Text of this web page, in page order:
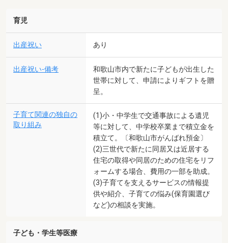
育児
出産祝い あり
出産祝い-備考
和歌山市内で新たに子どもが出生した
世帯に対して、申請によりギフトを贈
呈。
子育て関連の独自の
取り組み
(1)小・中学生で交通事故による遺児
等に対して、中学校卒業まで積立金を
積立て。〔和歌山市がんばれ預金〕
(2)三世代で新たに同居又は近居する
住宅の取得や同居のための住宅をリフ
ォームする場合、費用の一部を助成。
(3)子育てを支えるサービスの情報提
供や紹介、子育ての悩み(保育園選び
など)の相談を実施。
子ども・学生等医療